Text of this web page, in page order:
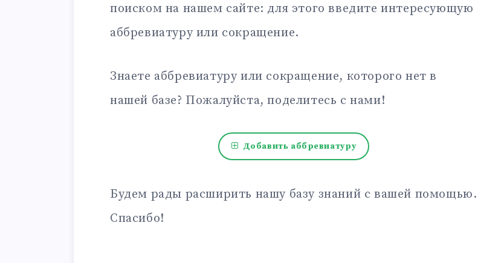
поиском на нашем сайте: для этого введите интересующую
аббревиатуру или сокращение.
Знаете аббревиатуру или сокращение, которого нет в
нашей базе? Пожалуйста, поделитесь с нами!
Добавить аббревиатуру
Будем рады расширить нашу базу знаний с вашей помощью.
Спасибо!